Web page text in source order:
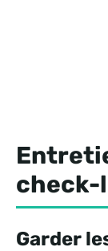
check-
Garder